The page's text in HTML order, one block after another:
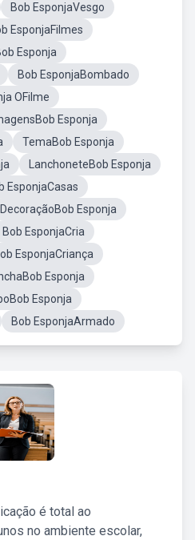
Bob EsponjaVesgo
EsponjaFilmes
Esponja
Bob EsponjaBombado
OFilme
Esponja
TemaBob Esponja
LanchoneteBob Esponja
EsponjaCasas
DecoraçãoBob Esponja
Bob EsponjaCria
EsponjaCriança
Esponja
Esponja
Bob EsponjaArmado
é total ao
no ambiente escolar,